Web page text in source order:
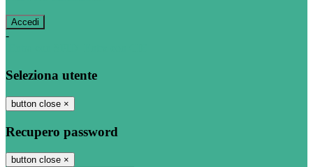
-
Seleziona utente
button close ×
Recupero password
button close ×